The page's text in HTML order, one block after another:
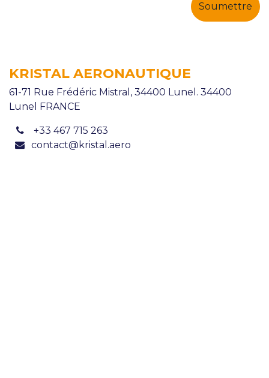
Soumettre
KRISTAL AERONAUTIQUE
61-71 Rue Frédéric Mistral, 34400 Lunel. 34400
Lunel FRANCE
+33 467 715 263
contact@kristal.aero